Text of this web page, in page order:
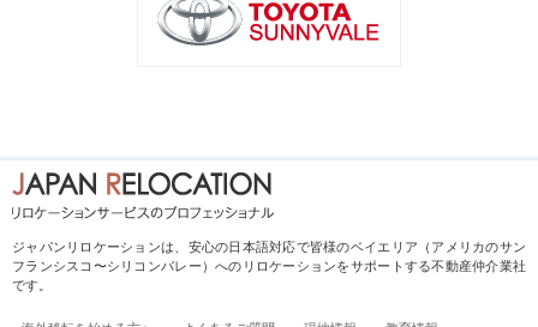
ジャパンリロケーションは、安心の日本語対応で皆様のベイエリア（アメリカのサン
フランシスコ〜シリコンバレー）へのリロケーションをサポートする不動産仲介業社
です。